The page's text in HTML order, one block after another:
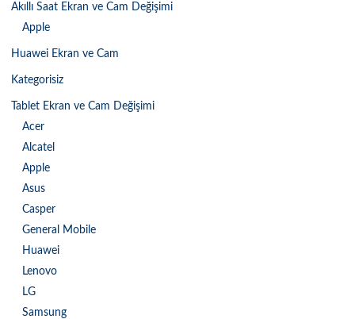
Akıllı Saat Ekran ve Cam Değişimi
Apple
Huawei Ekran ve Cam
Kategorisiz
Tablet Ekran ve Cam Değişimi
Acer
Alcatel
Apple
Asus
Casper
General Mobile
Huawei
Lenovo
LG
Samsung